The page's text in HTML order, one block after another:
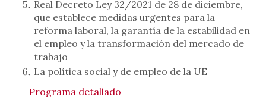
Real Decreto Ley 32/2021 de 28 de diciembre,
que establece medidas urgentes para la
reforma laboral, la garantía de la estabilidad en
el empleo y la transformación del mercado de
trabajo
La política social y de empleo de la UE
Programa detallado